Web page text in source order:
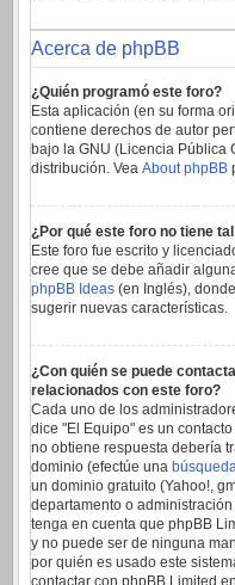
Acerca de phpBB
¿Quién programó este foro?
Esta aplicación (en su forma
contiene derechos de autor
bajo la GNU (Licencia Pública
distribución. Vea About phpBB
¿Por qué este foro no tiene
Este foro fue escrito y
cree que se debe añadir
phpBB Ideas (en Inglés),
sugerir nuevas características.
¿Con quién se puede
relacionados con este foro?
Cada uno de los
dice "El Equipo" es un
no obtiene respuesta debería
dominio (efectúe una
un dominio gratuito (Yahoo!,
departamento o
tenga en cuenta que phpBB
y no puede ser de ninguna
por quién es usado este
contactar con phpBB Limited